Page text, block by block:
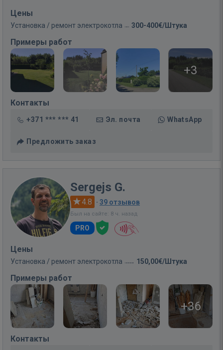
Цены
Установка / ремонт электрокотла 300-400€/Штука
Примеры работ
+3
Контакты
+371 *** *** 41 Эл. почта WhatsApp
Предложить заказ
Sergejs G.
4.8 · 39 отзывов
Был на сайте: 8 ч. назад
PRO
Цены
Установка / ремонт электрокотла 150,00€/Штука
Примеры работ
+36
Контакты